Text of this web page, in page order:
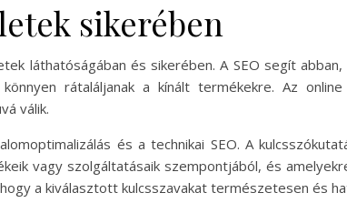
sikerében
láthatóságában és sikerében. A SEO segít
rátaláljanak a kínált termékekre. Az
válik.
és a technikai SEO. A
vagy szolgáltatásaik szempontjából, és
a kiválasztott kulcsszavakat természetesen és